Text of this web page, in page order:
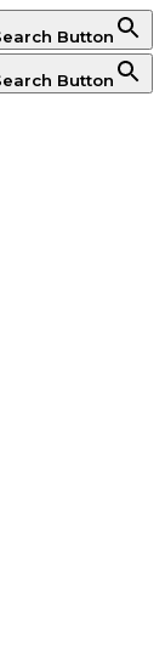
Button
Button